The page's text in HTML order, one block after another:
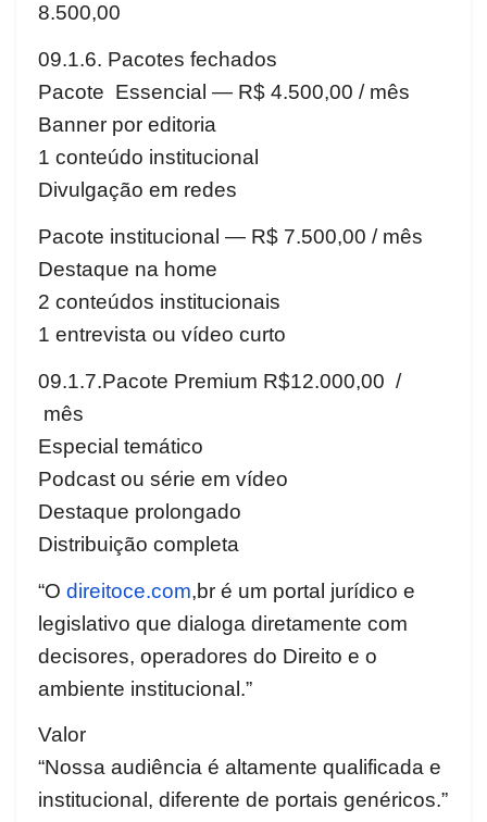
8.500,00
09.1.6. Pacotes fechados
Pacote Essencial — R$ 4.500,00 / mês
Banner por editoria
1 conteúdo institucional
Divulgação em redes
Pacote institucional — R$ 7.500,00 / mês
Destaque na home
2 conteúdos institucionais
1 entrevista ou vídeo curto
09.1.7.Pacote Premium R$12.000,00 /
mês
Especial temático
Podcast ou série em vídeo
Destaque prolongado
Distribuição completa
“O direitoce.com,br é um portal jurídico e
legislativo que dialoga diretamente com
decisores, operadores do Direito e o
ambiente institucional.”
Valor
“Nossa audiência é altamente qualificada e
institucional, diferente de portais genéricos.”